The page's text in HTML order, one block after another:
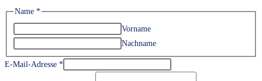
Name *
Vorname
Nachname
E-Mail-Adresse *